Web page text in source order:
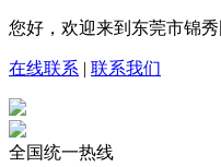
您好，欢迎来到东莞市锦
在线联系 | 联系我们
全国统一热线